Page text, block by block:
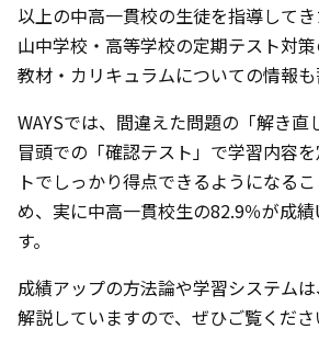
以上の中高一貫校の生徒を指導して
山中学校・高等学校の定期テスト対
教材・カリキュラムについての情報も
WAYSでは、間違えた問題の「解き直
冒頭での「確認テスト」で学習内容
トでしっかり得点できるようになる
め、実に中高一貫校生の82.9％が成
す。
成績アップの方法論や学習システム
解説していますので、ぜひご覧くださ